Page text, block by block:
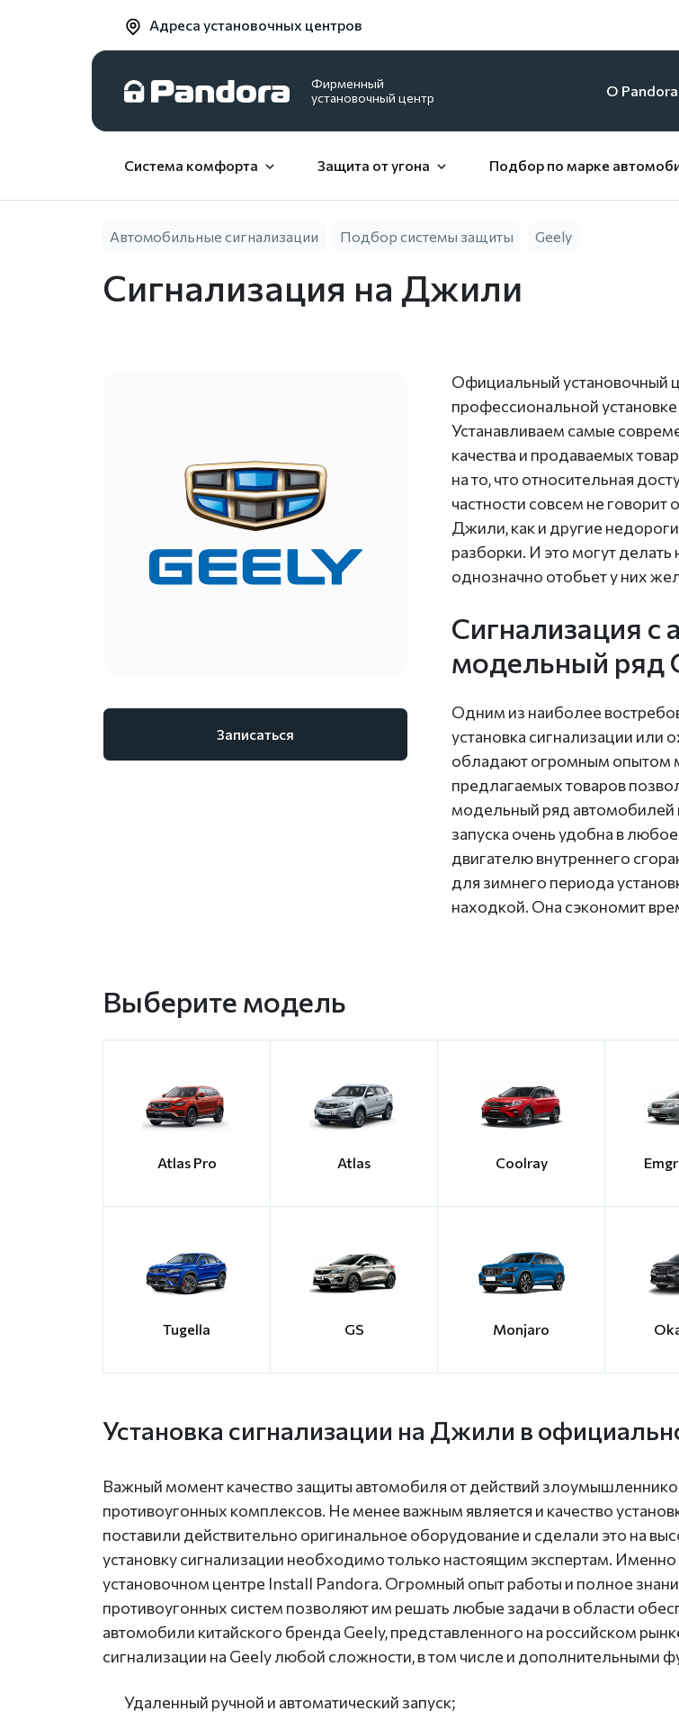
Адреса установочных центров
Фирменный
установочный центр
O Pandora
Система комфорта Защита от угона Подбор по марке
Автомобильные сигнализации Подбор системы защиты Geely
Сигнализация на Джили
Записаться
Официальный установочный
профессиональной
Устанавливаем самые
качества и продаваемых
на то, что относительная
частности совсем не говорит
Джили, как и другие
разборки. И это могут
однозначно отобьет у них
Сигнализация с
модельный ряд
Одним из наиболее
установка сигнализации или
обладают огромным опытом
предлагаемых товаров
модельный ряд автомобилей
запуска очень удобна в
двигателю внутреннего
для зимнего периода
находкой. Она сэкономит
Выберите модель
Atlas Pro Atlas Coolray
Tugella GS Monjaro
Установка сигнализации на Джили в
Важный момент качество защиты автомобиля от действий
противоугонных комплексов. Не менее важным является и качество
поставили действительно оригинальное оборудование и сделали это на
установку сигнализации необходимо только настоящим экспертам.
установочном центре Install Pandora. Огромный опыт работы и полное
противоугонных систем позволяют им решать любые задачи в области
автомобили китайского бренда Geely, представленного на российском
сигнализации на Geely любой сложности, в том числе и дополнительными
Удаленный ручной и автоматический запуск;